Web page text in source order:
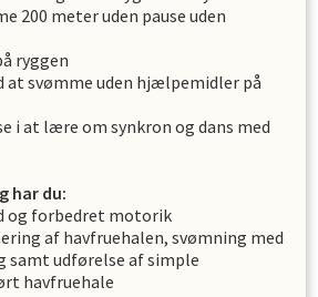
200 meter uden pause uden
ryggen
at svømme uden hjælpemidler på
i at lære om synkron og dans med
har du:
og forbedret motorik
af havfruehalen, svømning med
udførelse af simple
havfruehale